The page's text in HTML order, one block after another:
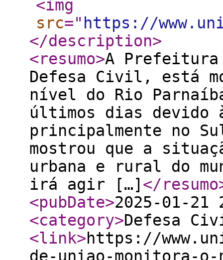
<img
src=" https://
</description>
<resumo>A Prefeitura
Defesa Civil, está
nível do Rio
últimos dias devido
principalmente no
mostrou que a
urbana e rural do
irá agir […] </resumo
<pubDate>2025-01-21
<category>Defesa
<link>https://
de-uniao-monitora-